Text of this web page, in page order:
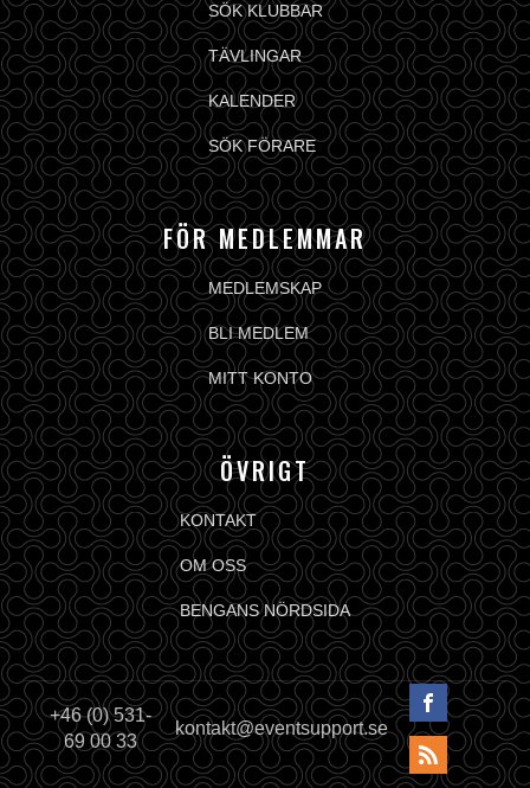
SÖK KLUBBAR
TÄVLINGAR
KALENDER
SÖK FÖRARE
FÖR MEDLEMMAR
MEDLEMSKAP
BLI MEDLEM
MITT KONTO
ÖVRIGT
KONTAKT
OM OSS
BENGANS NÖRDSIDA
+46 (0) 531-
69 00 33
kontakt@eventsupport.se